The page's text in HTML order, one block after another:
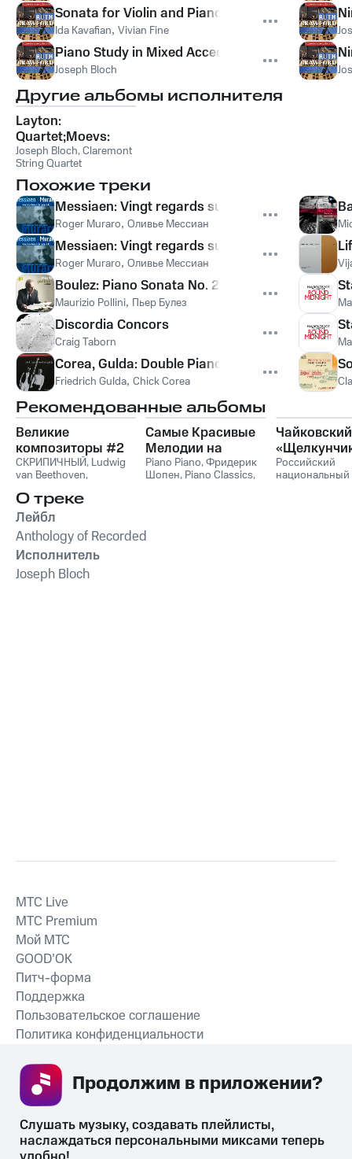
Sonata for Violin and Piano: IV. Allegro
Ida Kavafian, Vivian Fine
Piano Study in Mixed Accents
Joseph Bloch
Другие альбомы исполнителя
Layton:
Quartet;Moevs:
Sonata
Joseph Bloch,Claremont
String Quartet
Похожие треки
Messiaen: Vingt regards sur l'Enfant-Jésus - 6.
Roger Muraro, Оливье Мессиан
Messiaen: Vingt regards sur l'Enfant-Jésus - 10.
Roger Muraro, Оливье Мессиан
Boulez: Piano Sonata No. 2 - IV. Vif
Maurizio Pollini, Пьер Булез
Discordia Concors
Craig Taborn
Corea, Gulda: Double Piano Improvisation Pt.2
Friedrich Gulda, Chick Corea
Рекомендованные альбомы
Великие
композиторы #2
СКРИПИЧНЫЙ, Ludwig
van Beethoven,
Франц Шуберт
String Orchestra
Антонио Вивальди
Самые Красивые
Мелодии на
Пианино
Piano Piano,Фридерик
Шопен, Piano Classics,
Чайковский
Российский
национальный
О треке
Лейбл
Anthology of Recorded
Исполнитель
Joseph Bloch
СКАЧАТЬ ПРИЛОЖЕНИЕ
MTС Live
MTС Premium
Мой МТС
GOOD’OK
Питч-форма
Поддержка
Пользовательское соглашение
Политика конфиденциальности
Слушать музыку, создавать плейлисты,
наслаждаться персональными миксами теперь